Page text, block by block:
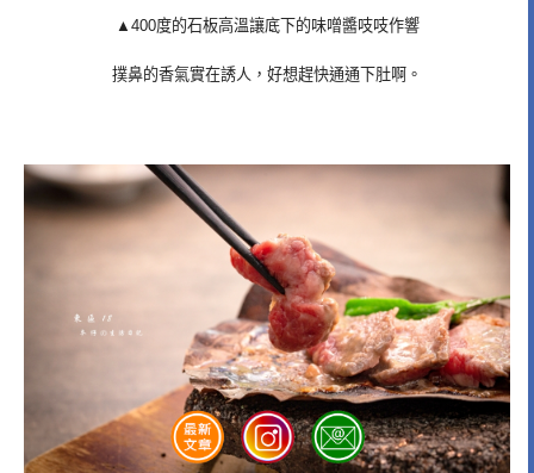
▲400度的石板高溫讓底下的味噌醬吱吱作響
撲鼻的香氣實在誘人，好想趕快通通下肚啊。